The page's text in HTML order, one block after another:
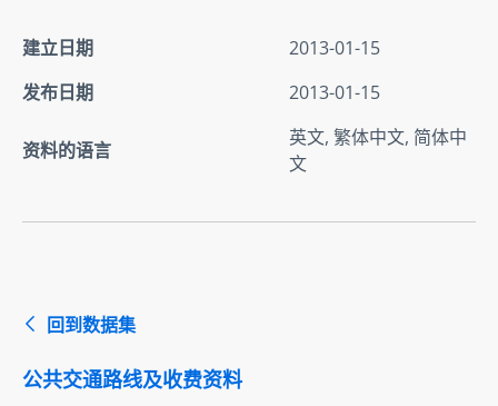
建立日期
2013-01-15
发布日期
2013-01-15
资料的语言
英文, 繁体中文, 简体中
文
回到数据集
公共交通路线及收费资料